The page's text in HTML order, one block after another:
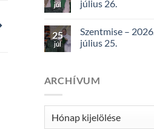
júl
július 26.
25
júl
Szentmise – 2026.
július 25.
ARCHÍVUM
Archívum